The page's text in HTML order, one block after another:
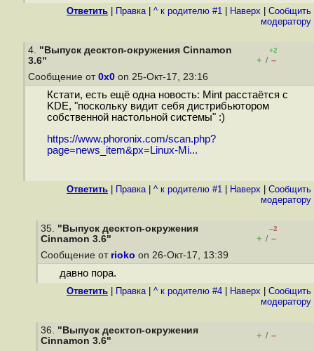
Ответить Правка| ^ к родителю #1 Наверх
Cообщить
модератору
4. "Выпуск десктоп-окружения Cinnamon
3.6"
+2
+ / –
Сообщение от 0x0 on 25-Окт-17, 23:16
Кстати, есть ещё одна новость: Mint расстаётся с
KDE, "поскольку видит себя дистрибьютором
собственной настольной системы" :)
https://www.phoronix.com/scan.php?
page=news_item&px=Linux-Mi...
Ответить Правка| ^ к родителю #1 Наверх
Cообщить
модератору
35. "Выпуск десктоп-окружения
Cinnamon 3.6"
–2
+ / –
Сообщение от rioko on 26-Окт-17, 13:39
давно пора.
Ответить Правка| ^ к родителю #4 Наверх
Cообщить
модератору
36. "Выпуск десктоп-окружения
Cinnamon 3.6"
+ / –